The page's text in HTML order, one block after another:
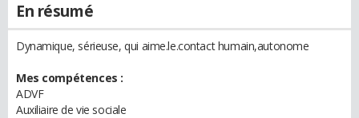
En résumé
Dynamique, sérieuse, qui aime.le.contact humain,autonome
Mes compétences :
ADVF
Auxiliaire de vie sociale